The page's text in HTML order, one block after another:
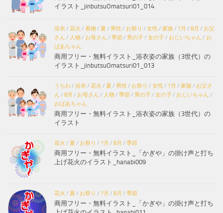
イラスト_jinbutsuOmatsuri01_014
浴衣/ 花火 / 着物/ 夏 / 男性 / お祭り / 女性 / 家族/ 7月 / 8月 / お父
さん / 人物/ お母さん / 季節/ 男の子/ 女の子/ おじいちゃん / お
ばあちゃん
商用フリー・無料イラスト_浴衣姿の家族（3世代）の
イラスト_jinbutsuOmatsuri01_013
うちわ/ 浴衣/ 花火 / 夏 / 男性 / お祭り / 女性 / 7月 / 家族/ お父さ
ん / 8月 / お母さん / 人物/ 季節/ 男の子/ 女の子/ おじいちゃん /
おばあちゃん
商用フリー・無料イラスト_浴衣姿の家族（3世代）の
イラスト
花火 / 夏 / お祭り / 7月 / 8月 / 季節
商用フリー・無料イラスト_「かぎや」の掛け声と打ち
上げ花火のイラスト_hanabi009
花火 / 夏 / お祭り / 7月 / 8月 / 季節
商用フリー・無料イラスト_「かぎや」の掛け声と打ち